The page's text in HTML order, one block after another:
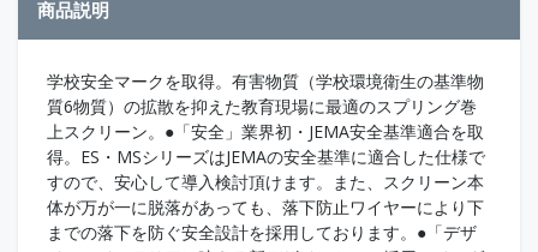
商品説明
学校安全マークを取得。有害物質（学校環境衛生の基準物
質6物質）の拡散を抑えた教育現場に最適のスプリング巻
上スクリーン。●「安全」業界初・JEMA安全基準適合を取
得。ES・MSシリーズはJEMAの安全基準に適合した仕様で
すので、安心して導入検討頂けます。また、スクリーン本
体が万が一に脱落があっても、落下防止ワイヤーにより下
までの落下を防ぐ安全設計を採用しております。●「デザ